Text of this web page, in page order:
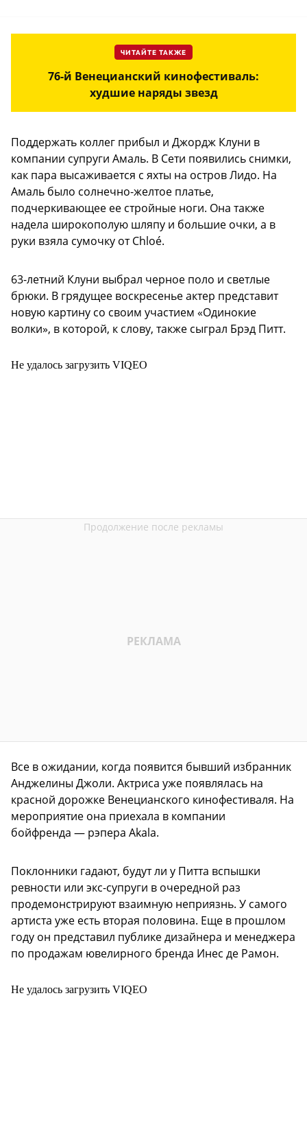
ЧИТАЙТЕ ТАКЖЕ
76-й Венецианский кинофестиваль:
худшие наряды звезд
Поддержать коллег прибыл и Джордж Клуни в
компании супруги Амаль. В Сети появились снимки,
как пара высаживается с яхты на остров Лидо. На
Амаль было солнечно-желтое платье,
подчеркивающее ее стройные ноги. Она также
надела широкополую шляпу и большие очки, а в
руки взяла сумочку от Chloé.
63-летний Клуни выбрал черное поло и светлые
брюки. В грядущее воскресенье актер представит
новую картину со своим участием «Одинокие
волки», в которой, к слову, также сыграл Брэд Питт.
Не удалось загрузить VIQEO
Все в ожидании, когда появится бывший избранник
Анджелины Джоли. Актриса уже появлялась на
красной дорожке Венецианского кинофестиваля. На
мероприятие она приехала в компании
бойфренда — рэпера Akala.
Поклонники гадают, будут ли у Питта вспышки
ревности или экс-супруги в очередной раз
продемонстрируют взаимную неприязнь. У самого
артиста уже есть вторая половина. Еще в прошлом
году он представил публике дизайнера и менеджера
по продажам ювелирного бренда Инес де Рамон.
Не удалось загрузить VIQEO